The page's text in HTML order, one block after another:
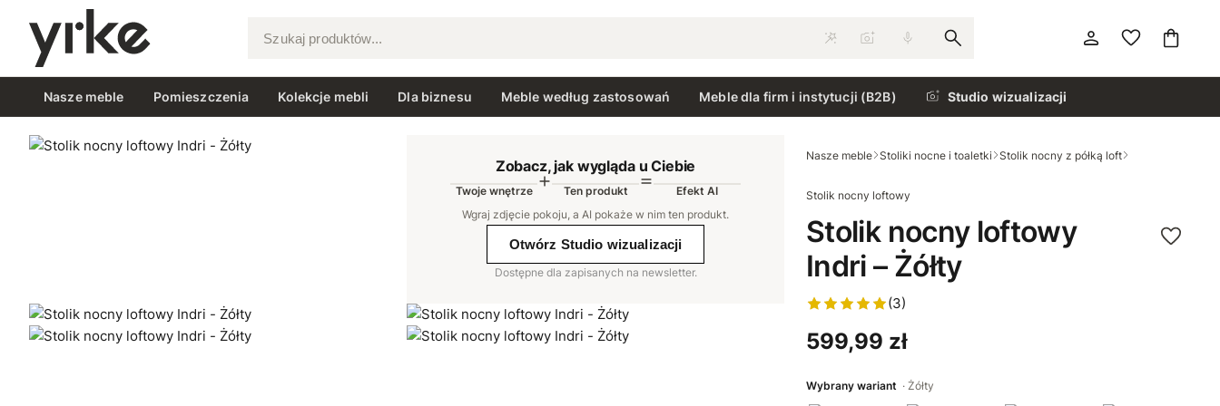
Szukaj produktów...
Nasze meble Pomieszczenia Kolekcje mebli Dla biznesu Meble według zastosowań Meble dla firm i instytucji (B2B) Studio wizualizacji
Zobacz, jak wygląda u Ciebie
Twoje wnętrze Ten produkt
Efekt AI
Wgraj zdjęcie pokoju, a AI pokaże w nim ten produkt.
Otwórz Studio wizualizacji
Dostępne dla zapisanych na newsletter.
Nasze meble Stoliki nocne i toaletki Stolik nocny z półką loft
Stolik nocny loftowy
Stolik nocny loftowy
Indri – Żółty
(3)
599,99 zł
Wybrany wariant Żółty